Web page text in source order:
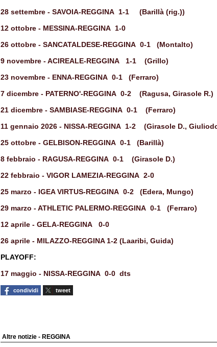
28 settembre - SAVOIA-REGGINA 1-1 (Barillà (rig.))
12 ottobre - MESSINA-REGGINA 1-0
26 ottobre - SANCATALDESE-REGGINA 0-1 (Montalto)
9 novembre - ACIREALE-REGGINA 1-1 (Grillo)
23 novembre - ENNA-REGGINA 0-1 (Ferraro)
7 dicembre - PATERNO'-REGGINA 0-2 (Ragusa, Girasole R.)
21 dicembre - SAMBIASE-REGGINA 0-1 (Ferraro)
11 gennaio 2026 - NISSA-REGGINA 1-2 (Girasole D.,
25 ottobre - GELBISON-REGGINA 0-1 (Barillà)
8 febbraio - RAGUSA-REGGINA 0-1 (Girasole D.)
22 febbraio - VIGOR LAMEZIA-REGGINA 2-0
25 marzo - IGEA VIRTUS-REGGINA 0-2 (Edera, Mungo)
29 marzo - ATHLETIC PALERMO-REGGINA 0-1 (Ferraro)
12 aprile - GELA-REGGINA 0-0
26 aprile - MILAZZO-REGGINA 1-2 (Laaribi, Guida)
PLAYOFF:
17 maggio - NISSA-REGGINA 0-0 dts
condividi tweet
Altre notizie - REGGINA